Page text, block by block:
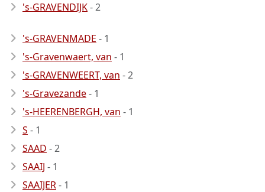
's-GRAVENDIJK- 2
's-GRAVENMADE - 1
's-Gravenwaert, van - 1
's-GRAVENWEERT, van - 2
's-Gravezande- 1
's-HEERENBERGH, van - 1
S - 1
SAAD - 2
SAAIJ - 1
SAAIJER- 1